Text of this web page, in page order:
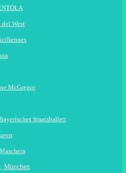
West
McGregor
Staatsballett
München